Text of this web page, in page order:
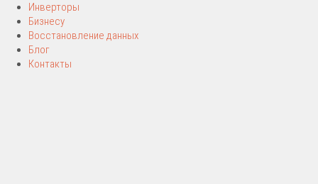
Инверторы
Бизнесу
Восстановление данных
Блог
Контакты